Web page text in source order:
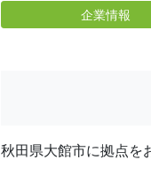
企業情報
秋田県大館市に拠点を